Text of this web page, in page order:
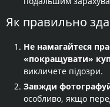
Як правильно
Не намагайтеся
«покращувати»
викличете підозри.
Завжди
особливо, якщо